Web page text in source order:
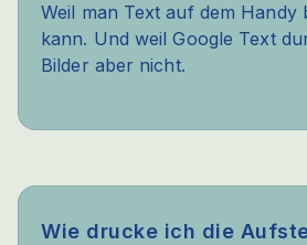
Weil man Text auf dem Handy
kann. Und weil Google Text
Bilder aber nicht.
Wie drucke ich die